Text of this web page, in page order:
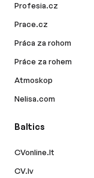
Profesia.cz
Prace.cz
Práca za rohom
Práce za rohem
Atmoskop
Nelisa.com
Baltics
CVonline.lt
CV.lv